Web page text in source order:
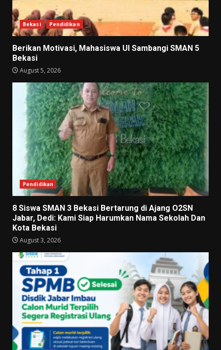
Bekasi Pendidikan
Berikan Motivasi, Mahasiswa UI Sambangi SMAN 5
Bekasi
August 5, 2026
Pendidikan
8 Siswa SMAN 3 Bekasi Bertarung di Ajang O2SN
Jabar, Dedi: Kami Siap Harumkan Nama Sekolah Dan
Kota Bekasi
August 3, 2026